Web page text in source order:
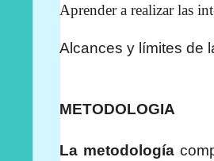
Aprender a realizar las
Alcances y límites de
METODOLOGIA
La metodología